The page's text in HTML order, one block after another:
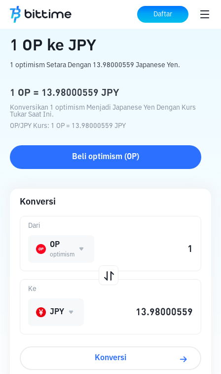
Daftar
Beranda Konverter Kripto
1 OP ke JPY
1 optimism Setara Dengan 13.98000559 Japanese Yen.
1 OP = 13.98000559 JPY
Konversikan 1 optimism Menjadi Japanese Yen Dengan Kurs
Tukar Saat Ini.
OP/JPY Kurs: 1 OP = 13.98000559 JPY
Beli optimism (OP)
Konversi
Dari
OP
optimism
Ke
JPY
Konversi